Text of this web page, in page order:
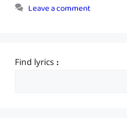
Leave a comment
Find lyrics :